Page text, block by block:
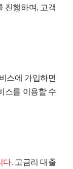
진행하며, 고객
스에 가입하면
스를 이용할 수
다. 고금리 대출